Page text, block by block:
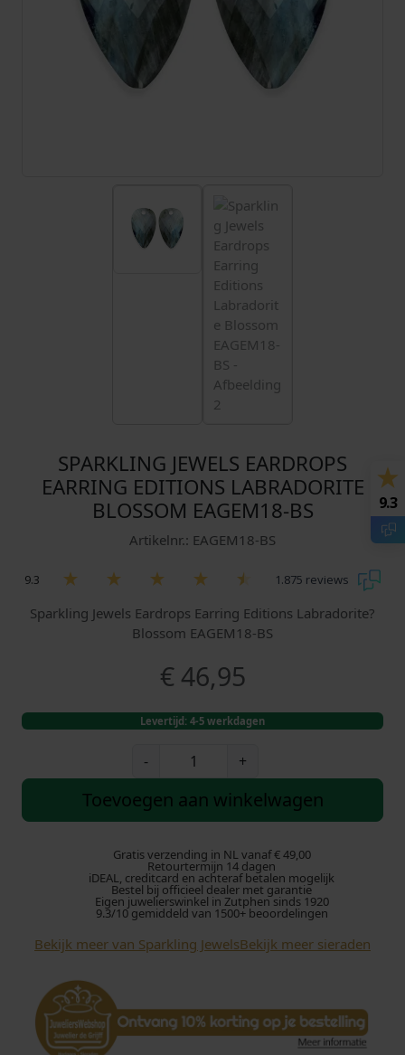
SPARKLING JEWELS EARDROPS
EARRING EDITIONS LABRADORITE
BLOSSOM EAGEM18-BS
Artikelnr.: EAGEM18-BS
9.3 1.875 reviews
Sparkling Jewels Eardrops Earring Editions Labradorite?
Blossom EAGEM18-BS
€46,95
Levertijd: 4-5 werkdagen
-
a
l
i
n
g
e
l
s
+
Toevoegen aan winkelwagen
Gratis verzending in NL vanaf € 49,00
Retourtermijn 14 dagen
iDEAL, creditcard en achteraf betalen mogelijk
Bestel bij officieel dealer met garantie
Eigen juwelierswinkel in Zutphen sinds 1920
9.3/10 gemiddeld van 1500+ beoordelingen
Bekijk meer van Sparkling JewelsBekijk meer sieraden
9.3